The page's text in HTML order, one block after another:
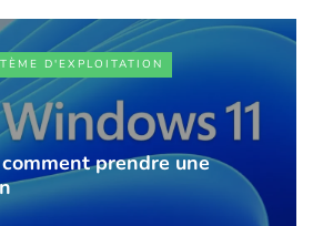
D'EXPLOITATION
prendre une